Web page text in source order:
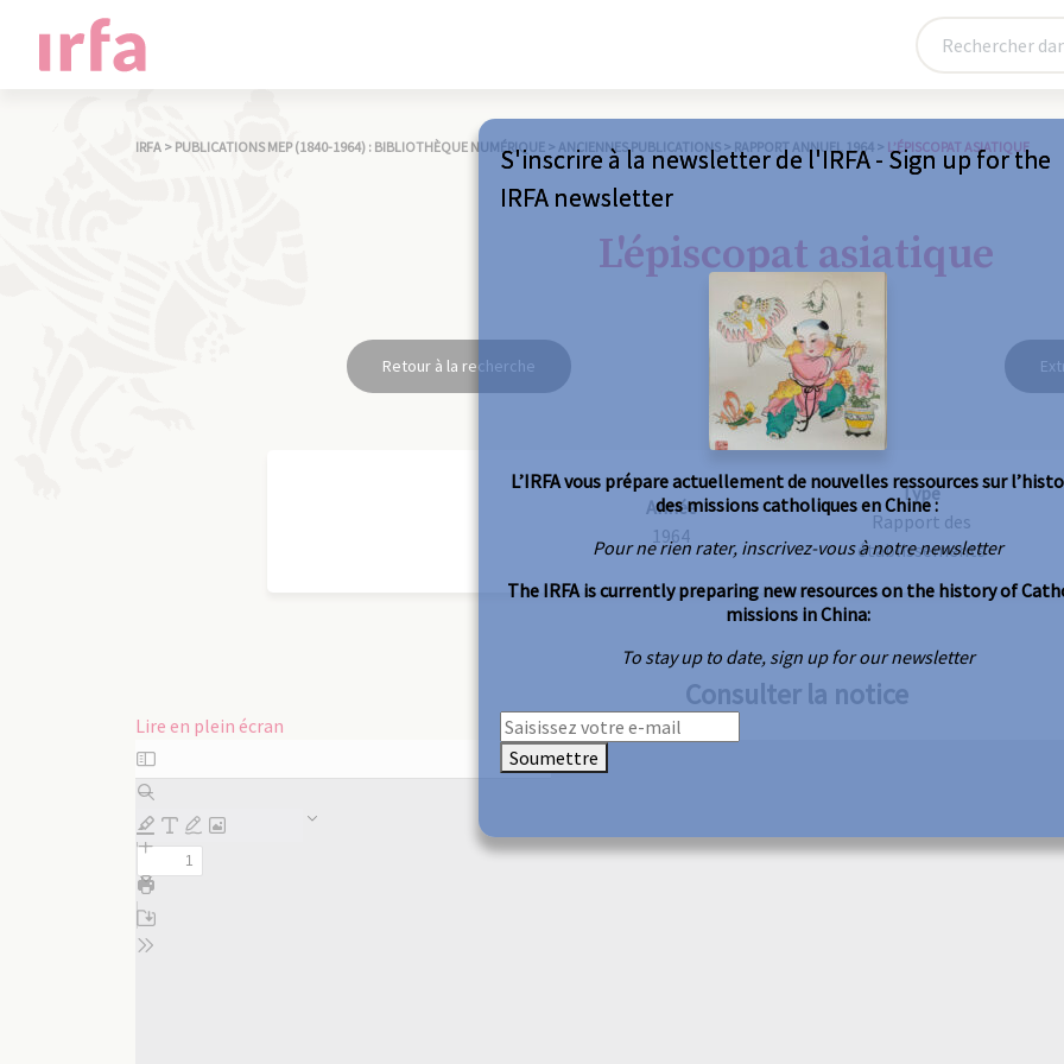
IRFA > PUBLICATIONS MEP (1840-1964) : BIBLIOTHÈQUE NUMÉRIQUE > ANCIENNES PUBLICATIONS > RAPPORT ANNUEL 1964 > L’ÉPISCOPAT ASIATIQUE
L'épiscopat asiatique
Retour à la recherche
Année
1964
Type
Rapport des
établissements
Consulter la notice
Lire en plein écran
Aller
au
contenu
PDF
S'inscrire à la newsletter de l'IRFA - Sign up for the
IRFA newsletter
L’IRFA vous prépare actuellement de nouvelles ressources sur
des missions catholiques en Chine :
Pour ne rien rater, inscrivez-vous à notre newsletter
The IRFA is currently preparing new resources on the history of
missions in China:
To stay up to date, sign up for our newsletter
Soumettre